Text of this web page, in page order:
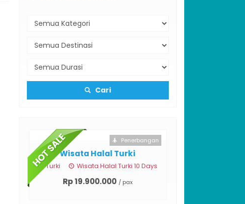
Cari
Wisata Halal Turki
Turki Wisata Halal Turki 10 Days
Rp 19.900.000 / pax
Penerbangan